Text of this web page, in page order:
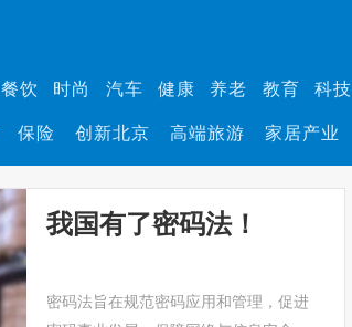
餐饮 时尚 汽车 健康 养老 教育 科技
保险 创新北京 高端旅游 家居产业
我国有了密码法！
密码法旨在规范密码应用和管理，促进